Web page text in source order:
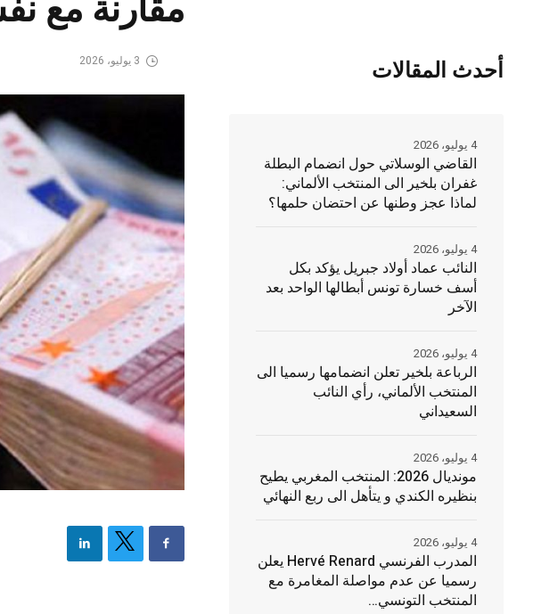
3 يوليو، 2026 أحدث المقالات
القاضي الوسلاتي حول انضمام البطلة
غفران بلخير الى المنتخب الألماني:
لماذا عجز وطنها عن احتضان حلمها؟
4 يوليو، 2026
النائب عماد أولاد جبريل يؤكد بكل
أسف خسارة تونس أبطالها الواحد بعد
الآخر
4 يوليو، 2026
الرباعة بلخير تعلن انضمامها رسميا الى
المنتخب الألماني، رأي النائب
السعيداني
4 يوليو، 2026
مونديال 2026: المنتخب المغربي يطيح
بنظيره الكندي و يتأهل الى ربع النهائي
4 يوليو، 2026
المدرب الفرنسي Hervé Renard يعلن
رسميا عن عدم مواصلة المغامرة مع
المنتخب التونسي…
4 يوليو، 2026